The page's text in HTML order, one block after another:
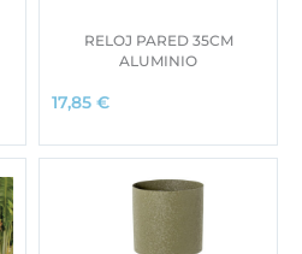
RELOJ PARED 35CM
ALUMINIO
17,85 €